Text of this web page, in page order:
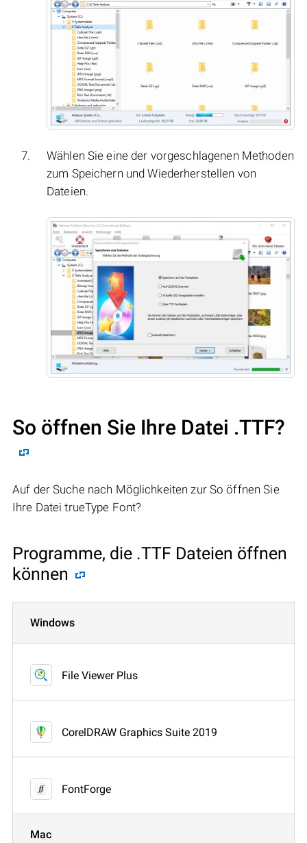
Wählen Sie eine der vorgeschlagenen Methoden
zum Speichern und Wiederherstellen von
Dateien.
So öffnen Sie Ihre Datei .TTF?
Auf der Suche nach Möglichkeiten zur So öffnen Sie
Ihre Datei trueType Font?
Programme, die .TTF Dateien öffnen
können
Windows
File Viewer Plus
CorelDRAW Graphics Suite 2019
FontForge
Mac